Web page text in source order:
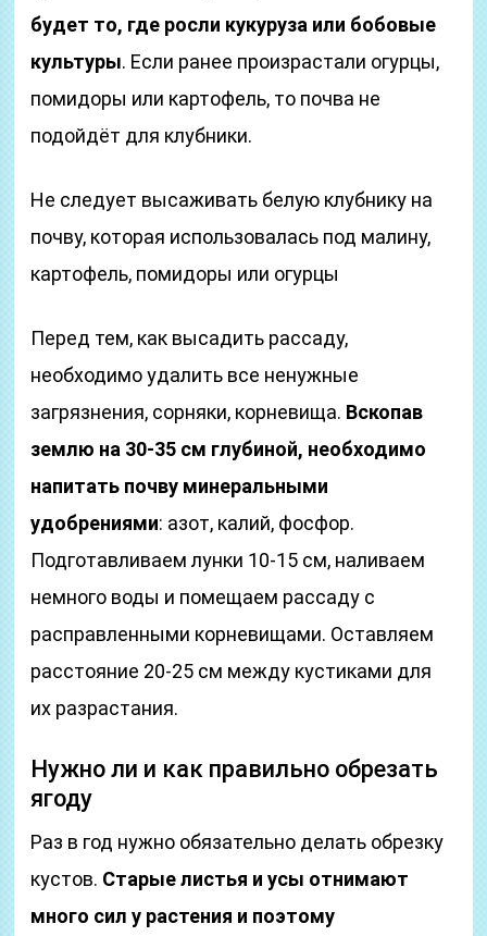
будет то, где росли кукуруза или бобовые
культуры. Если ранее произрастали огурцы,
помидоры или картофель, то почва не
подойдёт для клубники.
Не следует высаживать белую клубнику на
почву, которая использовалась под малину,
картофель, помидоры или огурцы
Перед тем, как высадить рассаду,
необходимо удалить все ненужные
загрязнения, сорняки, корневища. Вскопав
землю на 30-35 см глубиной, необходимо
напитать почву минеральными
удобрениями: азот, калий, фосфор.
Подготавливаем лунки 10-15 см, наливаем
немного воды и помещаем рассаду с
расправленными корневищами. Оставляем
расстояние 20-25 см между кустиками для
их разрастания.
Нужно ли и как правильно обрезать
ягоду
Раз в год нужно обязательно делать обрезку
кустов. Старые листья и усы отнимают
много сил у растения и поэтому